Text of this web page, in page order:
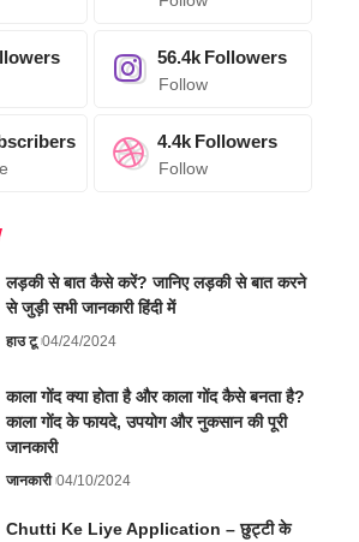
56.4k Followers
Follow
4.4k Followers
Follow
लड़की से बात कैसे करें? जानिए लड़की से बात करने
से जुड़ी सभी जानकारी हिंदी में
हाउ टू 04/24/2024
काला गोंद क्या होता है और काला गोंद कैसे बनता है?
काला गोंद के फायदे, उपयोग और नुकसान की पूरी
जानकारी
जानकारी 04/10/2024
Chutti Ke Liye Application – छुट्टी के